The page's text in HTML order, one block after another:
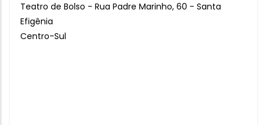
Teatro de Bolso - Rua Padre Marinho, 60 - Santa
Efigênia
Centro-Sul